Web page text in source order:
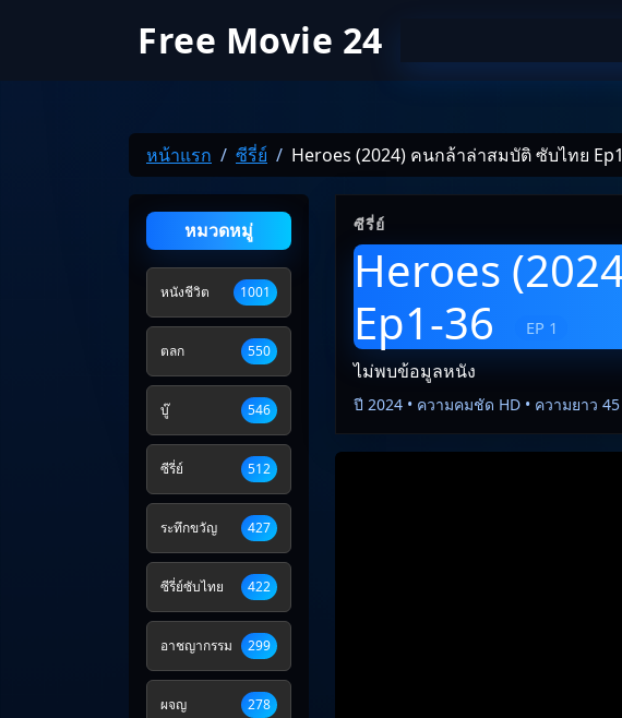
Free Movie 24
หน้าแรก ซีรี่ย์ Heroes (2024) คนกล้าล่าสมบัติ ซับไทย
หมวดหมู่
หนังชีวิต 1001
ตลก 550
บู๊ 546
ซีรี่ย์ 512
ระทึกขวัญ 427
ซีรี่ย์ซับไทย 422
อาชญากรรม 299
ผจญ 278
ซีรี่ย์
Heroes
Ep1-36
EP 1
ไม่พบข้อมูลหนัง
ปี 2024 • ความคมชัด HD • ความยาว